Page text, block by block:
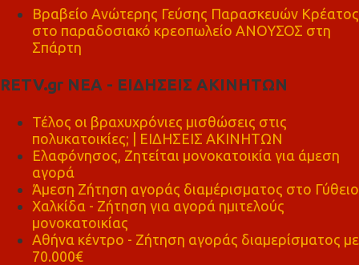
Βραβείο Ανώτερης Γεύσης Παρασκευών Κρέατος
στο παραδοσιακό κρεοπωλείο ΑΝΟΥΣΟΣ στη
Σπάρτη
RETV.gr ΝΕΑ - ΕΙΔΗΣΕΙΣ ΑΚΙΝΗΤΩΝ
Τέλος οι βραχυχρόνιες μισθώσεις στις
πολυκατοικίες; | ΕΙΔΗΣΕΙΣ ΑΚΙΝΗΤΩΝ
Ελαφόνησος, Ζητείται μονοκατοικία για άμεση
αγορά
Άμεση Ζήτηση αγοράς διαμέρισματος στο Γύθειο
Χαλκίδα - Ζήτηση για αγορά ημιτελούς
μονοκατοικίας
Αθήνα κέντρο - Ζήτηση αγοράς διαμερίσματος με
70.000€